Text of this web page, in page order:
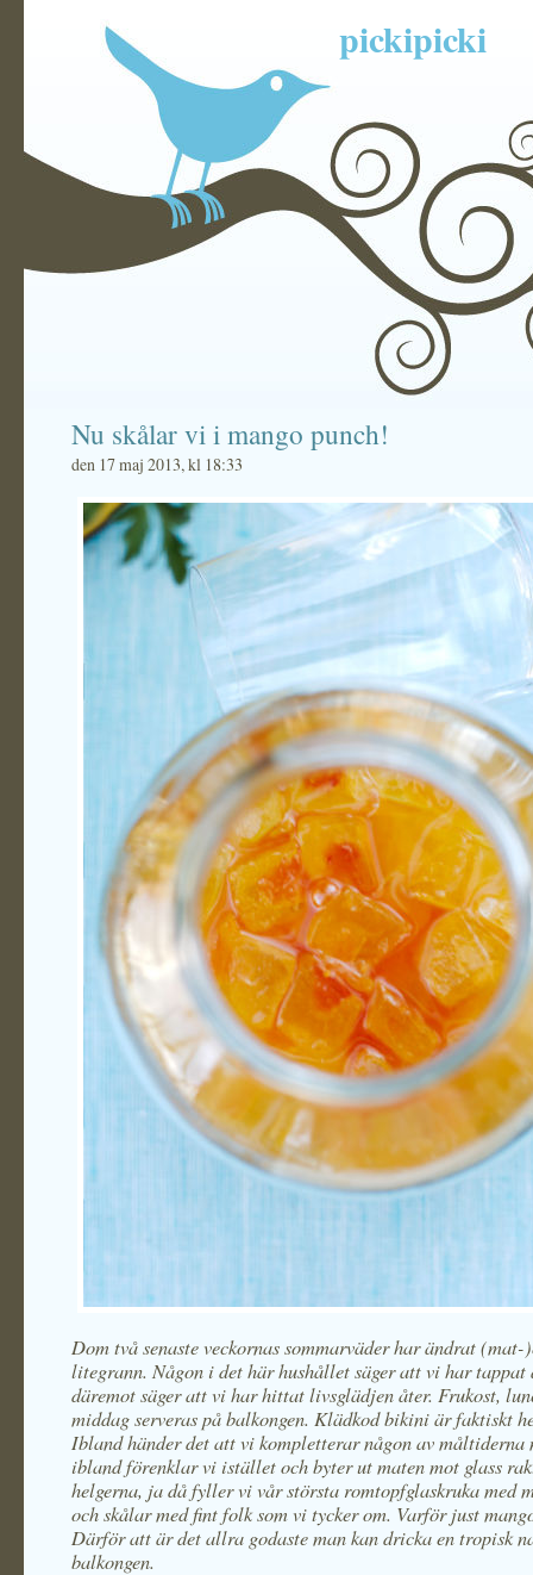
pickipicki
Nu skålar vi i mango punch!
den 17 maj 2013, kl 18:33
Dom två senaste veckornas sommarväder har ändrat (mat-
litegrann. Någon i det här hushållet säger att vi har
däremot säger att vi har hittat livsglädjen åter. Frukost,
middag serveras på balkongen. Klädkod bikini är faktiskt
Ibland händer det att vi kompletterar någon av måltiderna
ibland förenklar vi istället och byter ut maten mot glass
helgerna, ja då fyller vi vår största romtopfglaskruka med
och skålar med fint folk som vi tycker om. Varför just
Därför att är det allra godaste man kan dricka en tropisk
balkongen.